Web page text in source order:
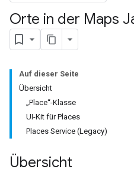
Orte in der Maps
Auf dieser Seite
Übersicht
„Place“-Klasse
UI-Kit für Places
Places Service (Legacy)
Übersicht